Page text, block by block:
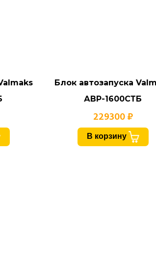
Блок автозапуска
АВР-1600СТБ
229300 ₽
В корзину